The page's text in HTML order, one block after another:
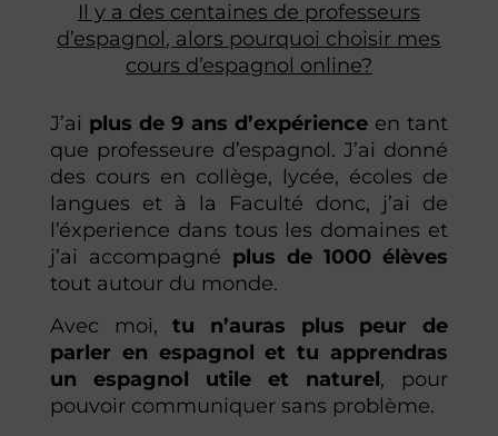
Il y a des centaines de professeurs
d’espagnol, alors pourquoi choisir mes
cours d’espagnol online?
J’ai plus de 9 ans d’expérienceen tant
que professeure d’espagnol. J’ai donné
des cours en collège, lycée, écoles de
langues et à la Faculté donc, j’ai de
l’éxperience dans tous les domaines et
j’ai accompagné plus de 1000 élèves
tout autour du monde.
Avec moi,tu n’auras plus peur de
parler en espagnol et tu apprendras
un espagnol utile et naturel, pour
pouvoir communiquer sans problème.